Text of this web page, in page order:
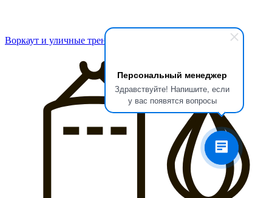
Персональный менеджер
Здравствуйте! Напишите, если
у вас появятся вопросы
Воркаут и уличные тренажеры